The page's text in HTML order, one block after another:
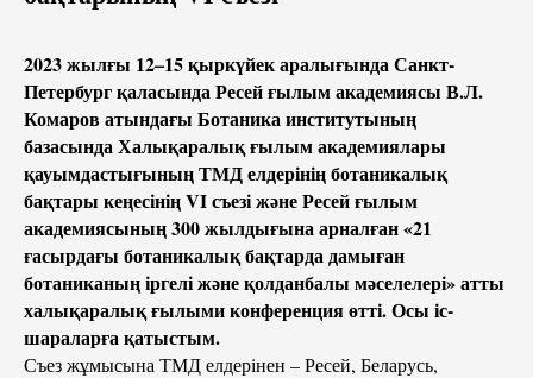
2023 жылғы 12–15 қыркүйек аралығында Санкт-
Петербург қаласында Ресей ғылым академиясы В.Л.
Комаров атындағы Ботаника институтының
базасында Халықаралық ғылым академиялары
қауымдастығының ТМД елдерінің ботаникалық
бақтары кеңесінің VI съезі және Ресей ғылым
академиясының 300 жылдығына арналған «21
ғасырдағы ботаникалық бақтарда дамыған
ботаниканың іргелі және қолданбалы мәселелері» атты
халықаралық ғылыми конференция өтті. Осы іс-
шараларға қатыстым.
Съез жұмысына ТМД елдерінен – Ресей, Беларусь,